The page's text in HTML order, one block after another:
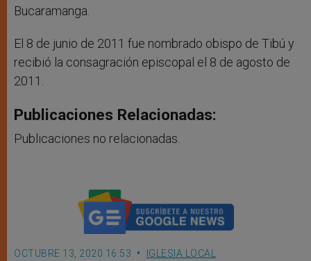
Bucaramanga.
El 8 de junio de 2011 fue nombrado obispo de Tibú y
recibió la consagración episcopal el 8 de agosto de
2011.
Publicaciones Relacionadas:
Publicaciones no relacionadas.
OCTUBRE 13, 2020 16:53 IGLESIA LOCAL